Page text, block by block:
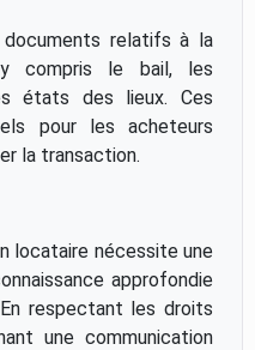
relatifs à la
compris le bail, les
états des lieux. Ces
pour les acheteurs
la transaction.
locataire nécessite une
approfondie
respectant les droits
une communication